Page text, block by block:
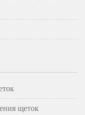
щеток